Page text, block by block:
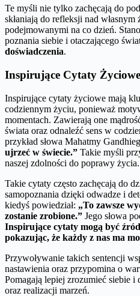
Te myśli nie tylko zachęcają do
skłaniają do refleksji nad
podejmowanymi na co dzień.
poznania siebie i otaczającego
doświadczenia.
Inspirujące Cytaty Życiowe
Inspirujące cytaty życiowe mają
codziennym życiu, ponieważ
momentach. Zawierają one
świata oraz odnaleźć sens w
przykład słowa Mahatmy
ujrzeć w świecie.” Takie myśli
naszej zdolności do poprawy życia.
Takie cytaty często zachęcają do
samopoznania dzięki odwadze i
kiedyś powiedział: „To zawsze
zostanie zrobione.” Jego słowa
Inspirujące cytaty mogą być
pokazując, że każdy z nas ma
Przywoływanie takich sentencji
nastawienia oraz przypomina o
Pomagają lepiej zrozumieć siebie i
oraz realizacji marzeń.